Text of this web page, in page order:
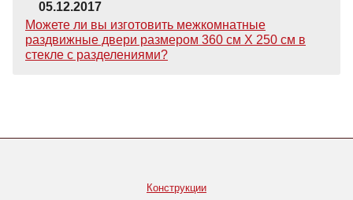
05.12.2017
Можете ли вы изготовить межкомнатные
раздвижные двери размером 360 см Х 250 см в
стекле с разделениями?
Конструкции